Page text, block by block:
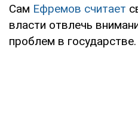
Сам Ефремов считает
власти отвлечь
проблем в государстве.